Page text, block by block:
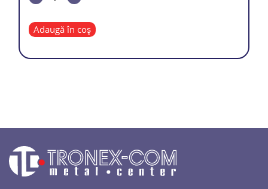
Adaugă în coș